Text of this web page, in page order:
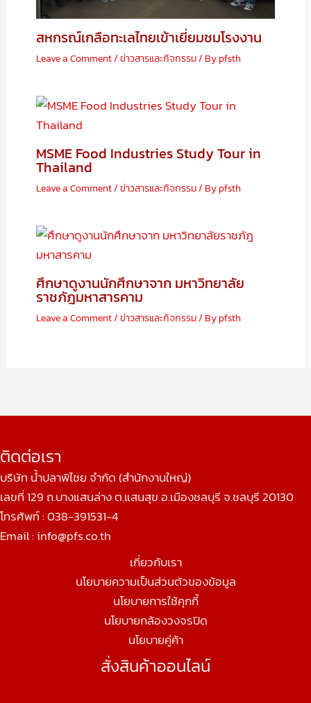
สหกรณ์เกลือทะเลไทยเข้าเยี่ยมชมโรงงาน
Leave a Comment/ข่าวสารและกิจกรรม/ Bypfsth
MSME Food Industries Study Tour in
Thailand
Leave a Comment/ข่าวสารและกิจกรรม/ Bypfsth
ศึกษาดูงานนักศึกษาจาก มหาวิทยาลัย
ราชภัฎมหาสารคาม
Leave a Comment/ข่าวสารและกิจกรรม/ Bypfsth
ติดต่อเรา
บริษัท น้ำปลาพิไชย จำกัด (สำนักงานใหญ่)
เลขที่ 129 ถ.บางแสนล่าง ต.แสนสุข อ.เมืองชลบุรี จ.ชลบุรี 20130
โทรศัพท์ : 038-391531-4
Email : info@pfs.co.th
เกี่ยวกับเรา
นโยบายความเป็นส่วนตัวของข้อมูล
นโยบายการใช้คุกกี้
นโยบายกล้องวงจรปิด
นโยบายคู่ค้า
สั่งสินค้าออนไลน์